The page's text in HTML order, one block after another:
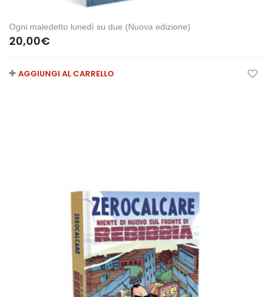
Ogni maledetto lunedì su due (Nuova edizione)
20,00€
AGGIUNGI AL CARRELLO